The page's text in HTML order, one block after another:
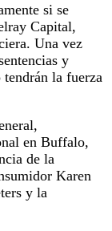
si se
Capital,
Una vez
y
tendrán la fuerza
en Buffalo,
de la
Karen
y la